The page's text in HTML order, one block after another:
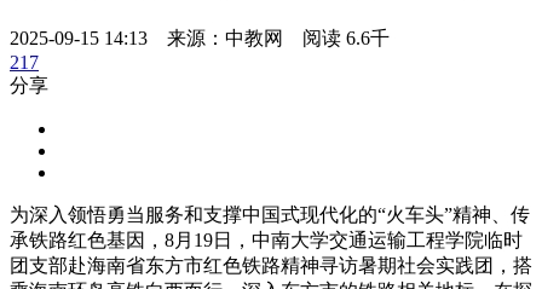
2025-09-15 14:13 来源：中教网 阅读 6.6千
217
分享
为深入领悟勇当服务和支撑中国式现代化的“火车头”精神、传
承铁路红色基因，8月19日，中南大学交通运输工程学院临时
团支部赴海南省东方市红色铁路精神寻访暑期社会实践团，搭